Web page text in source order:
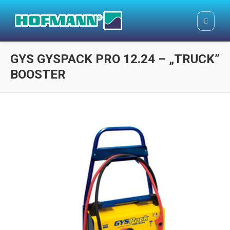
GYS GYSPACK PRO 12.24 – „TRUCK”
BOOSTER